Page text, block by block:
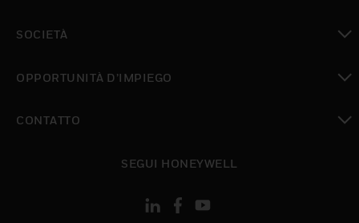
SOCIETÀ
OPPORTUNITÀ D’IMPIEGO
CONTATTO
SEGUI HONEYWELL